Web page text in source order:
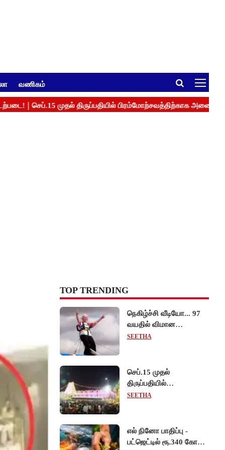
வணிகம்
TOP TRENDING
நெகிழ்ச்சி வீடியோ... 97
வயதில் விமான
இறக்கையில் பயணித்து
SEETHA
செப்.15 முதல்
திருப்பதியில்
பிரம்மோற்சவத்திற்காக
தேவஸ்தானம் முக்கிய
அறிவிப்பு!
SEETHA
எல் நினோ பாதிப்பு -
பட்ஜெட்டில் ரூ.340 கோடி